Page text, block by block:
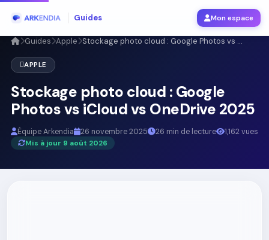
Guides Mon espace
Guides Apple Stockage photo cloud : Google Photos vs ...
APPLE
Stockage photo cloud : Google
Photos vs iCloud vs OneDrive 2025
Équipe Arkendia 26 novembre 2025 26 min de lecture
1,162 vues
Mis à jour 9 août 2026